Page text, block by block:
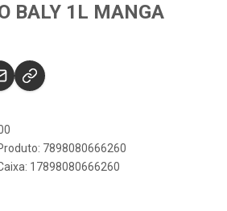
BALY 1L MANGA
7898080666260
17898080666260